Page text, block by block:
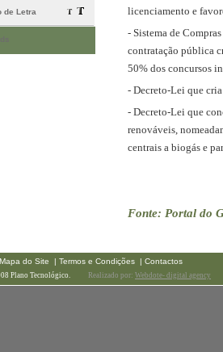
de Letra
licenciamento e
- Sistema de
contratação pública
50% dos concursos
- Decreto-Lei que
- Decreto-Lei que
renováveis,
centrais a biogás e
Fonte: Portal do
do Site | Termos e Condições | Contactos
Plano Tecnológico. Realizado por: Webdote- digital agency